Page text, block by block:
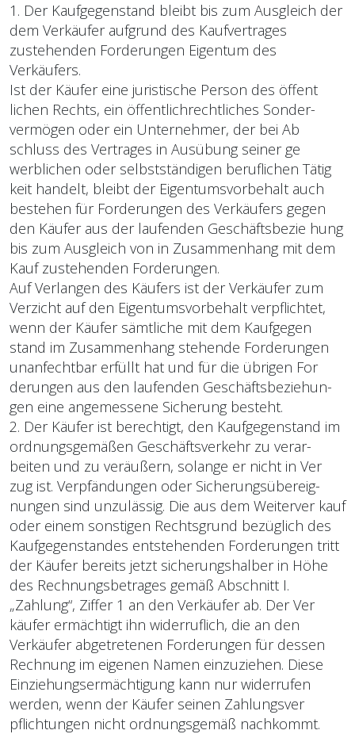
1. Der Kaufgegenstand bleibt bis zum Ausgleich der
dem Verkäufer aufgrund des Kaufvertrages
zustehenden Forderungen Eigentum des
Verkäufers.
Ist der Käufer eine juristische Person des öffent
lichen Rechts, ein öffentlich­rechtliches Sonder­
vermögen oder ein Unternehmer, der bei Ab
schluss des Vertrages in Ausübung seiner ge
werblichen oder selbstständigen beruflichen Tätig
keit handelt, bleibt der Eigentumsvorbehalt auch
bestehen für Forderungen des Verkäufers gegen
den Käufer aus der laufenden Geschäftsbezie hung
bis zum Ausgleich von in Zusammenhang mit dem
Kauf zustehenden Forderungen.
Auf Verlangen des Käufers ist der Verkäufer zum
Verzicht auf den Eigentumsvorbehalt verpflichtet,
wenn der Käufer sämtliche mit dem Kaufgegen
stand im Zusammenhang stehende Forderungen
unanfechtbar erfüllt hat und für die übrigen For
derungen aus den laufenden Geschäftsbeziehun­
gen eine angemessene Sicherung besteht.
2. Der Käufer ist berechtigt, den Kaufgegenstand im
ordnungsgemäßen Geschäftsverkehr zu verar­
beiten und zu veräußern, solange er nicht in Ver
zug ist. Verpfändungen oder Sicherungsübereig­
nungen sind unzulässig. Die aus dem Weiterver kauf
oder einem sonstigen Rechtsgrund bezüglich des
Kaufgegenstandes entstehenden Forderungen tritt
der Käufer bereits jetzt sicherungshalber in Höhe
des Rechnungsbetrages gemäß Abschnitt I.
„Zahlung“, Ziffer 1 an den Verkäufer ab. Der Ver
käufer ermächtigt ihn widerruflich, die an den
Verkäufer abgetretenen Forderungen für dessen
Rechnung im eigenen Namen einzuziehen. Diese
Einziehungsermächtigung kann nur widerrufen
werden, wenn der Käufer seinen Zahlungsver
pflichtungen nicht ordnungsgemäß nachkommt.